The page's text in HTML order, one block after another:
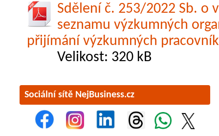
Sdělení č. 253/2022 Sb. o
seznamu výzkumných
přijímání výzkumných
Velikost: 320 kB
Sociální sítě NejBusiness.cz